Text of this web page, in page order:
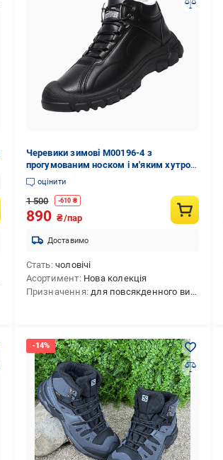
Черевики зимові M00196-4 з
прогумованим носком і м'яким хутром
р. 42 Чорний
оцінити
1 500 -610 ₴
890 ₴/пар
Доставимо
Стать чоловічі
Асортимент Нова колекція
Призначення для повсякденного використання